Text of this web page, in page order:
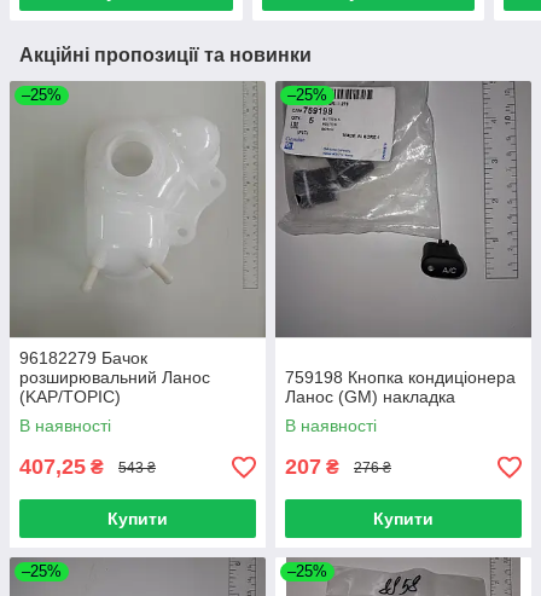
Акційні пропозиції та новинки
–25%
96182279 Бачок
розширювальний Ланос
(KAP/TOPIC)
В наявності
407,25 ₴ 543 ₴
Купити
–25%
759198 Кнопка кондиціонера
Ланос (GM) накладка
В наявності
207 ₴ 276 ₴
Купити
–25% –25%